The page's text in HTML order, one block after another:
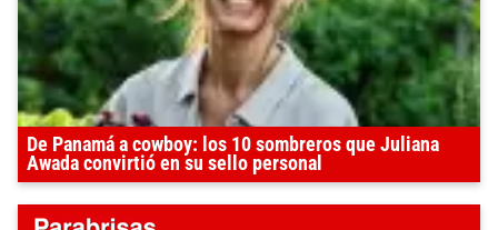
De Panamá a cowboy: los 10 sombreros que Juliana
Awada convirtió en su sello personal